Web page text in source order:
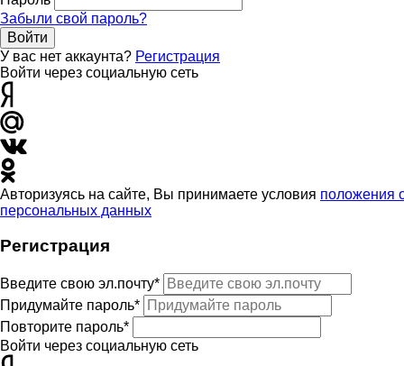
Забыли свой пароль?
Войти
У вас нет аккаунта? Регистрация
Войти через социальную сеть
Авторизуясь на сайте, Вы принимаете условия положения
персональных данных
Регистрация
Введите свою эл.почту*
Придумайте пароль*
Повторите пароль*
Войти через социальную сеть